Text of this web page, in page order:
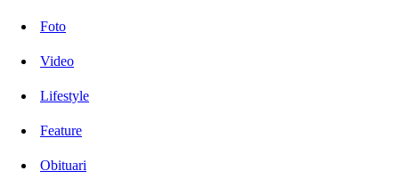
Foto
Video
Lifestyle
Feature
Obituari